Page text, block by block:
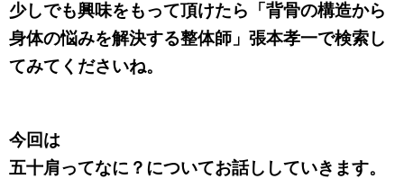
少しでも興味をもって頂けたら「背骨の構造から
身体の悩みを解決する整体師」張本孝一で検索し
てみてくださいね。
今回は
五十肩ってなに？についてお話ししていきます。